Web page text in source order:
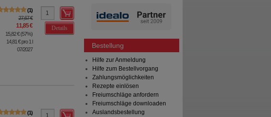
1
27,67 €
11,85 €
15,82 €(57%)
14,81 €pro 1 l
07/2027
Details
1
Bestellung
Hilfe zur Anmeldung
Hilfe zum Bestellvorgang
Zahlungsmöglichkeiten
Rezepte einlösen
Freiumschläge anfordern
Freiumschläge downloaden
Auslandsbestellung